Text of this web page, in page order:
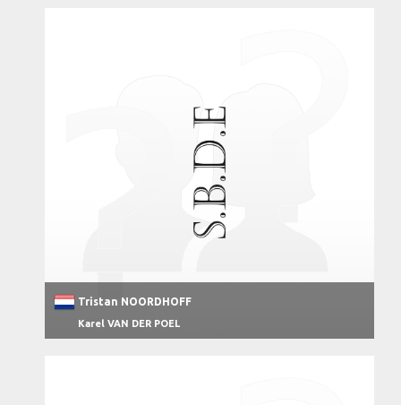
Tristan NOORDHOFF
Karel VAN DER POEL